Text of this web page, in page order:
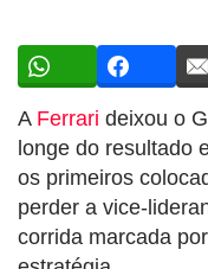
A Ferrari deixou o
longe do resultado
os primeiros
perder a vice-
corrida marcada